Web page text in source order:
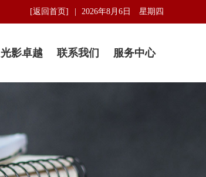
[返回首页] 2026年8月6日 星期四
光影卓越 联系我们 服务中心